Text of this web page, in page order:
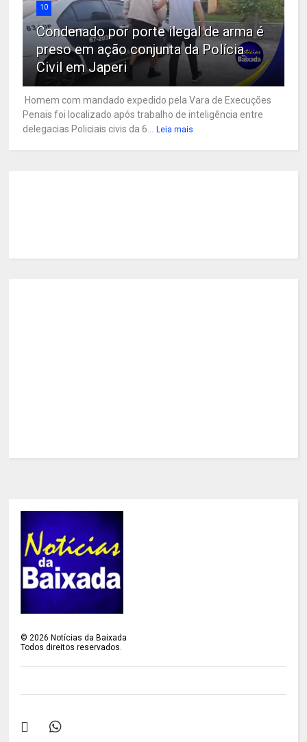
10
Condenado por porte ilegal de arma é
preso em ação conjunta da Polícia
Civil em Japeri
Homem com mandado expedido pela Vara de Execuções
Penais foi localizado após trabalho de inteligência entre
delegacias Policiais civis da 6... Leia mais
©2026 Notícias da Baixada
Todos direitos reservados.